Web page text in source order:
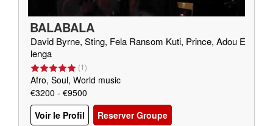
BALABALA
David Byrne, Sting, Fela Ransom Kuti, Prince, Adou E
lenga
(1)
Afro, Soul, World music
€3200 - €9500
Voir le Profil
Reserver Groupe